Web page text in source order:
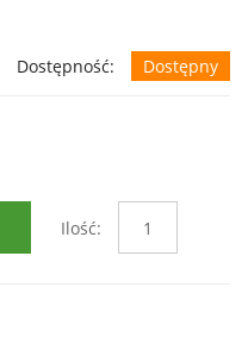
Dostępność: Dostępny
Ilość: